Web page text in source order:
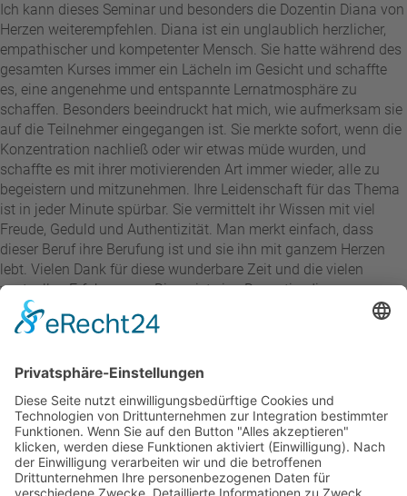
Ich kann dieses Seminar und besonders die Dozentin Diana von
Herzen weiterempfehlen. Diana ist ein unglaublich herzlicher,
empathischer und kompetenter Mensch. Sie hatte während des
gesamten Kurses immer ein Lächeln im Gesicht und schaffte
es, eine angenehme und entspannte Lernatmosphäre zu
schaffen. Besonders beeindruckt hat mich, wie aufmerksam sie
auf die Teilnehmer eingegangen ist. Sie merkte sofort, wenn die
Konzentration nachließ oder wir etwas müde wurden, und
schaffte es mit ihrer motivierenden Art immer wieder, alle zu
begeistern und mitzunehmen. Ihre Leidenschaft für das Thema
ist in jeder Minute spürbar. Sie vermittelt ihr Wissen mit viel
Freude, Geduld und Authentizität. Man merkt einfach, dass
dieser Beruf ihre Berufung ist und sie ihn mit ganzem Herzen
lebt. Vielen Dank für diese wunderbare Zeit und die vielen
wertvollen Erfahrungen. Diana ist eine Dozentin, die man so
schnell nicht vergisst!
Heike Regenberg
vor 2 Monaten
Der Ablauf verlief ohne jegliche Komplikationen. Die Lehrkräfte